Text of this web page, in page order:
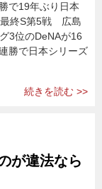
で19年ぶり日本
最終S第5戦 広島
3位のDeNAが16
勝で日本シリーズ
続きを読む >>
が違法なら